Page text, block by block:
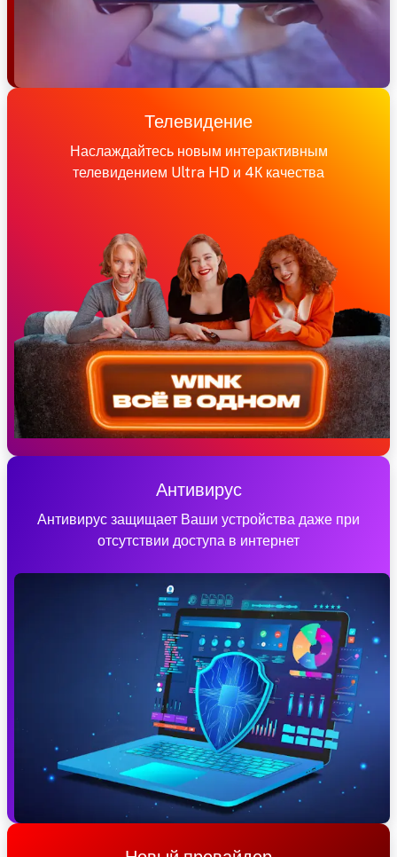
Телевидение
Наслаждайтесь новым интерактивным
телевидением Ultra HD и 4К качества
Антивирус
Антивирус защищает Ваши устройства даже при
отсутствии доступа в интернет